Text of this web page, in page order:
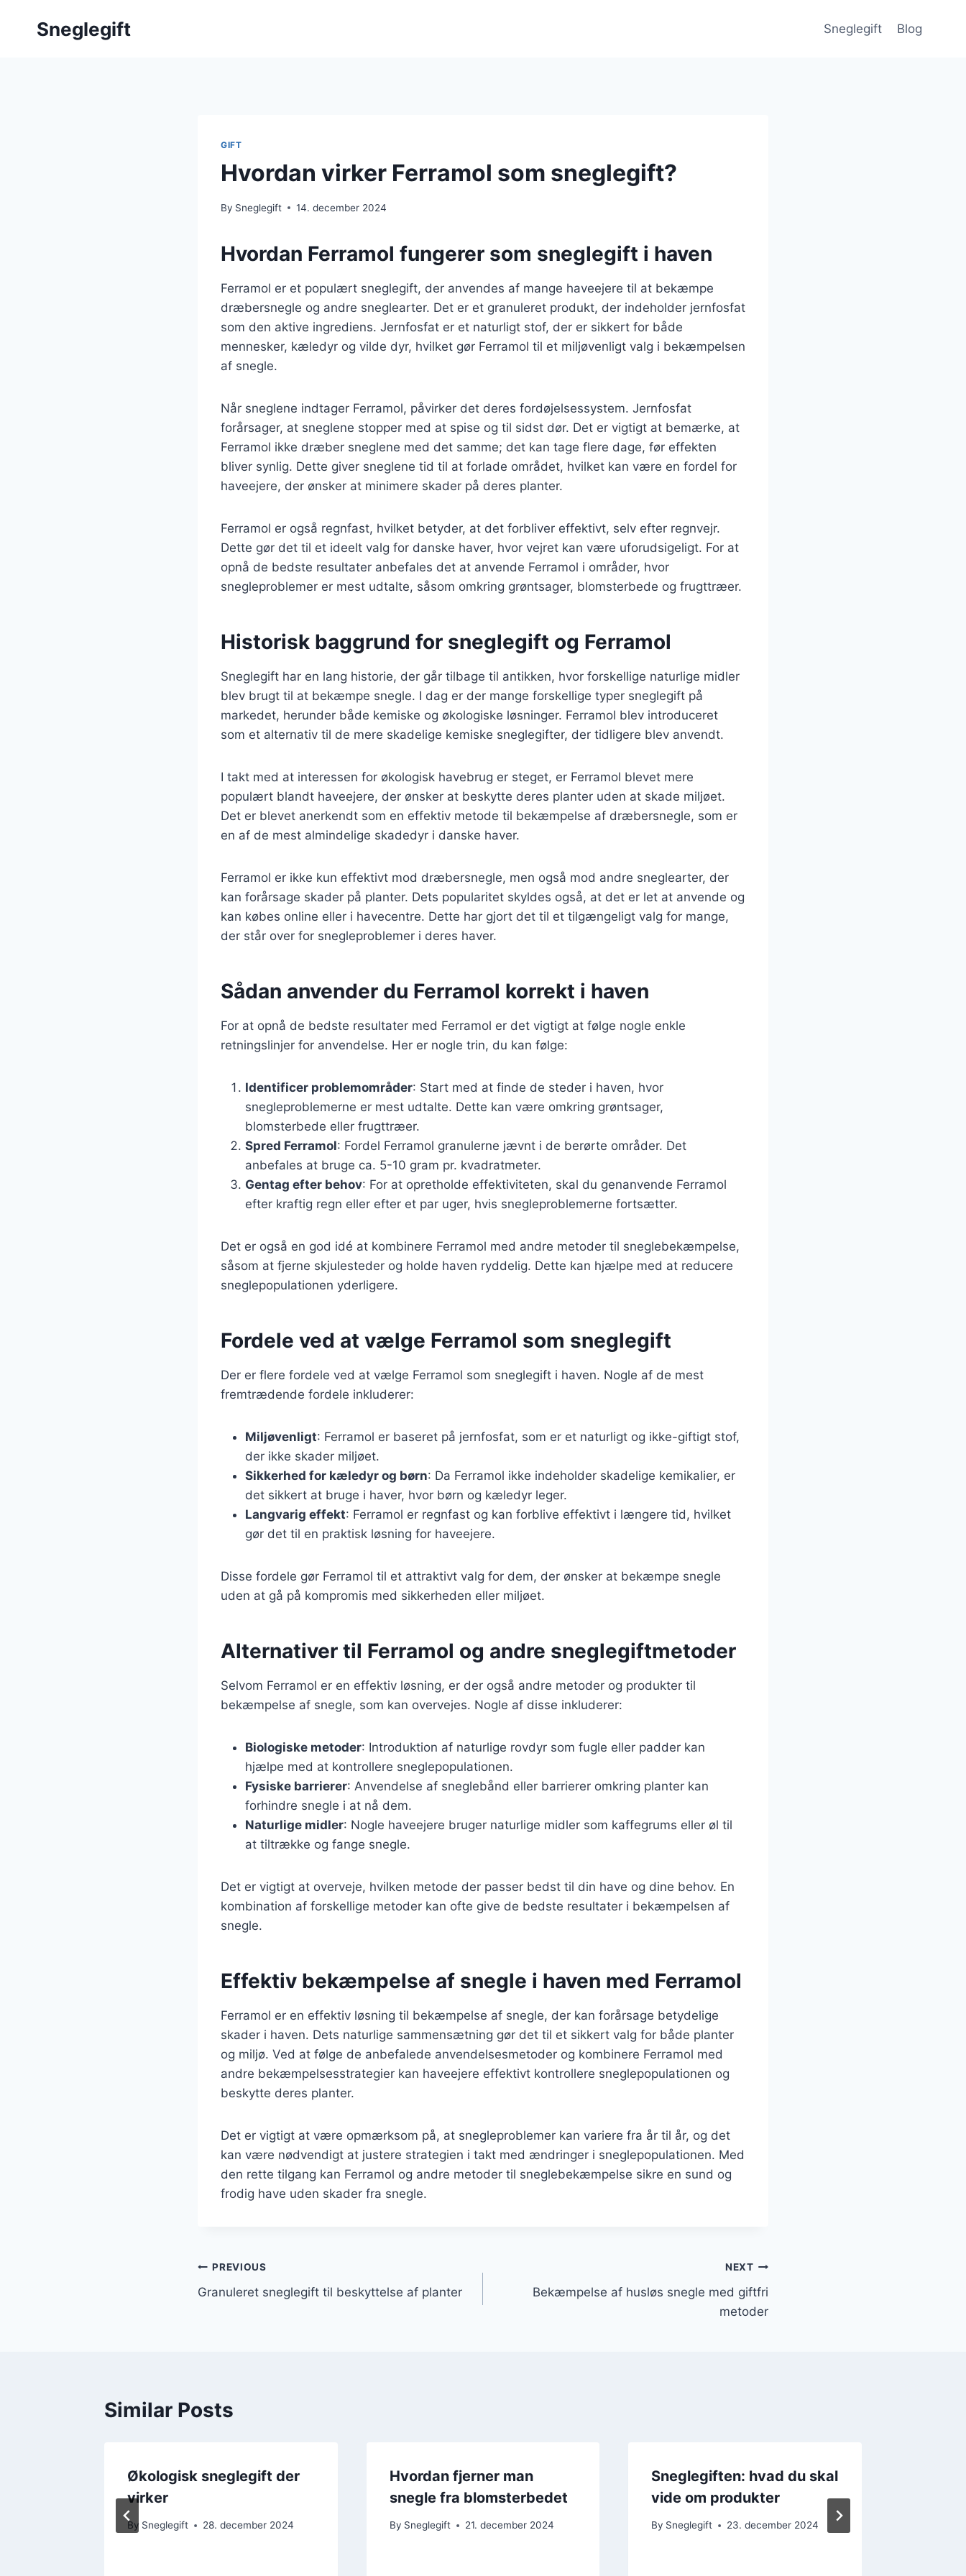
Sneglegift Sneglegift Blog
GIFT
Hvordan virker Ferramol som sneglegift?
By Sneglegift 14. december 2024
Hvordan Ferramol fungerer som sneglegift i haven
Ferramol er et populært sneglegift, der anvendes af mange haveejere til at bekæmpe
dræbersnegle og andre sneglearter. Det er et granuleret produkt, der indeholder jernfosfat
som den aktive ingrediens. Jernfosfat er et naturligt stof, der er sikkert for både
mennesker, kæledyr og vilde dyr, hvilket gør Ferramol til et miljøvenligt valg i bekæmpelsen
af snegle.
Når sneglene indtager Ferramol, påvirker det deres fordøjelsessystem. Jernfosfat
forårsager, at sneglene stopper med at spise og til sidst dør. Det er vigtigt at bemærke, at
Ferramol ikke dræber sneglene med det samme; det kan tage flere dage, før effekten
bliver synlig. Dette giver sneglene tid til at forlade området, hvilket kan være en fordel for
haveejere, der ønsker at minimere skader på deres planter.
Ferramol er også regnfast, hvilket betyder, at det forbliver effektivt, selv efter regnvejr.
Dette gør det til et ideelt valg for danske haver, hvor vejret kan være uforudsigeligt. For at
opnå de bedste resultater anbefales det at anvende Ferramol i områder, hvor
snegleproblemer er mest udtalte, såsom omkring grøntsager, blomsterbede og frugttræer.
Historisk baggrund for sneglegift og Ferramol
Sneglegift har en lang historie, der går tilbage til antikken, hvor forskellige naturlige midler
blev brugt til at bekæmpe snegle. I dag er der mange forskellige typer sneglegift på
markedet, herunder både kemiske og økologiske løsninger. Ferramol blev introduceret
som et alternativ til de mere skadelige kemiske sneglegifter, der tidligere blev anvendt.
I takt med at interessen for økologisk havebrug er steget, er Ferramol blevet mere
populært blandt haveejere, der ønsker at beskytte deres planter uden at skade miljøet.
Det er blevet anerkendt som en effektiv metode til bekæmpelse af dræbersnegle, som er
en af de mest almindelige skadedyr i danske haver.
Ferramol er ikke kun effektivt mod dræbersnegle, men også mod andre sneglearter, der
kan forårsage skader på planter. Dets popularitet skyldes også, at det er let at anvende og
kan købes online eller i havecentre. Dette har gjort det til et tilgængeligt valg for mange,
der står over for snegleproblemer i deres haver.
Sådan anvender du Ferramol korrekt i haven
For at opnå de bedste resultater med Ferramol er det vigtigt at følge nogle enkle
retningslinjer for anvendelse. Her er nogle trin, du kan følge:
Identificer problemområder: Start med at finde de steder i haven, hvor
snegleproblemerne er mest udtalte. Dette kan være omkring grøntsager,
blomsterbede eller frugttræer.
Spred Ferramol: Fordel Ferramol granulerne jævnt i de berørte områder. Det
anbefales at bruge ca. 5-10 gram pr. kvadratmeter.
Gentag efter behov: For at opretholde effektiviteten, skal du genanvende Ferramol
efter kraftig regn eller efter et par uger, hvis snegleproblemerne fortsætter.
Det er også en god idé at kombinere Ferramol med andre metoder til sneglebekæmpelse,
såsom at fjerne skjulesteder og holde haven ryddelig. Dette kan hjælpe med at reducere
sneglepopulationen yderligere.
Fordele ved at vælge Ferramol som sneglegift
Der er flere fordele ved at vælge Ferramol som sneglegift i haven. Nogle af de mest
fremtrædende fordele inkluderer:
Miljøvenligt: Ferramol er baseret på jernfosfat, som er et naturligt og ikke-giftigt stof,
der ikke skader miljøet.
Sikkerhed for kæledyr og børn: Da Ferramol ikke indeholder skadelige kemikalier, er
det sikkert at bruge i haver, hvor børn og kæledyr leger.
Langvarig effekt: Ferramol er regnfast og kan forblive effektivt i længere tid, hvilket
gør det til en praktisk løsning for haveejere.
Disse fordele gør Ferramol til et attraktivt valg for dem, der ønsker at bekæmpe snegle
uden at gå på kompromis med sikkerheden eller miljøet.
Alternativer til Ferramol og andre sneglegiftmetoder
Selvom Ferramol er en effektiv løsning, er der også andre metoder og produkter til
bekæmpelse af snegle, som kan overvejes. Nogle af disse inkluderer:
Biologiske metoder: Introduktion af naturlige rovdyr som fugle eller padder kan
hjælpe med at kontrollere sneglepopulationen.
Fysiske barrierer: Anvendelse af sneglebånd eller barrierer omkring planter kan
forhindre snegle i at nå dem.
Naturlige midler: Nogle haveejere bruger naturlige midler som kaffegrums eller øl til
at tiltrække og fange snegle.
Det er vigtigt at overveje, hvilken metode der passer bedst til din have og dine behov. En
kombination af forskellige metoder kan ofte give de bedste resultater i bekæmpelsen af
snegle.
Effektiv bekæmpelse af snegle i haven med Ferramol
Ferramol er en effektiv løsning til bekæmpelse af snegle, der kan forårsage betydelige
skader i haven. Dets naturlige sammensætning gør det til et sikkert valg for både planter
og miljø. Ved at følge de anbefalede anvendelsesmetoder og kombinere Ferramol med
andre bekæmpelsesstrategier kan haveejere effektivt kontrollere sneglepopulationen og
beskytte deres planter.
Det er vigtigt at være opmærksom på, at snegleproblemer kan variere fra år til år, og det
kan være nødvendigt at justere strategien i takt med ændringer i sneglepopulationen. Med
den rette tilgang kan Ferramol og andre metoder til sneglebekæmpelse sikre en sund og
frodig have uden skader fra snegle.
Indlægsnavigation
PREVIOUS
Granuleret sneglegift til beskyttelse af planter
NEXT
Bekæmpelse af husløs snegle med giftfri
metoder
Similar Posts
Økologisk sneglegift der
virker
By Sneglegift 28. december 2024
Hvordan fjerner man
snegle fra blomsterbedet
By Sneglegift 21. december 2024
Sneglegiften: hvad du skal
vide om produkter
By Sneglegift 23. december 2024